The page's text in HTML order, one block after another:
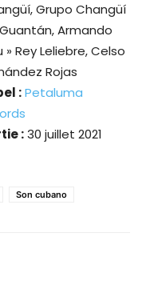
Grupo Changüí
Armando
» Rey Leliebre, Celso
Rojas
:Petaluma
:30 juillet 2021
Son cubano